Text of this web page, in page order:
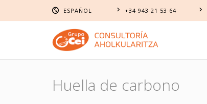
ESPAÑOL
EUSKARA
ESPAÑOL
+34 943 21 53 64
Huella de carbono